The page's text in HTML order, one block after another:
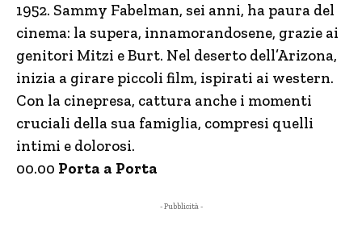
1952. Sammy Fabelman, sei anni, ha paura del
cinema: la supera, innamorandosene, grazie ai
genitori Mitzi e Burt. Nel deserto dell’Arizona,
inizia a girare piccoli film, ispirati ai western.
Con la cinepresa, cattura anche i momenti
cruciali della sua famiglia, compresi quelli
intimi e dolorosi.
00.00 Porta a Porta
- Pubblicità -